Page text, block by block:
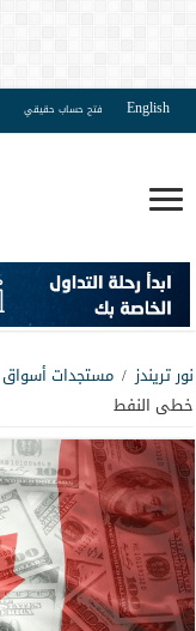
English فتح حساب حقيقي
نور تريندز / مستجدات أسواق
خطى النفط